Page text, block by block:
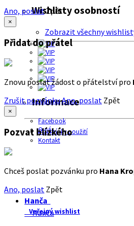
Wishlisty osobností
Zobrazit všechny
Informace
Facebook
O nás
Podmínky použití
Kontakt
Ano, poslatZpět
×
Přidat do přátel
Znovu poslat žádost o přátelství pro
Zrušit pozvánkuAno, poslat Zpět
×
Pozvat blízkého
Chceš poslat pozvánku pro Hana
Ano, poslat Zpět
Hanča
Veřejný wishlist
Hanča